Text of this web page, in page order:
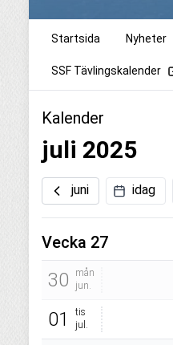
Startsida Nyheter
SSF Tävlingskalender
Kalender
juli 2025
juni idag
Vecka 27
30
mån
jun.
01
tis
jul.